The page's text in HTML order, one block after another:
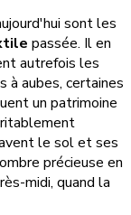
sont les
passée. Il en
autrefois les
à aubes, certaines
un patrimoine
le sol et ses
précieuse en
midi, quand la